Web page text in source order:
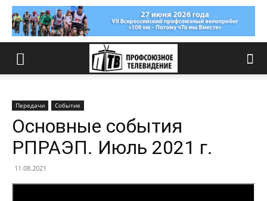
Передачи Событие
Основные события
РПРАЭП. Июль 2021 г.
11.08.2021